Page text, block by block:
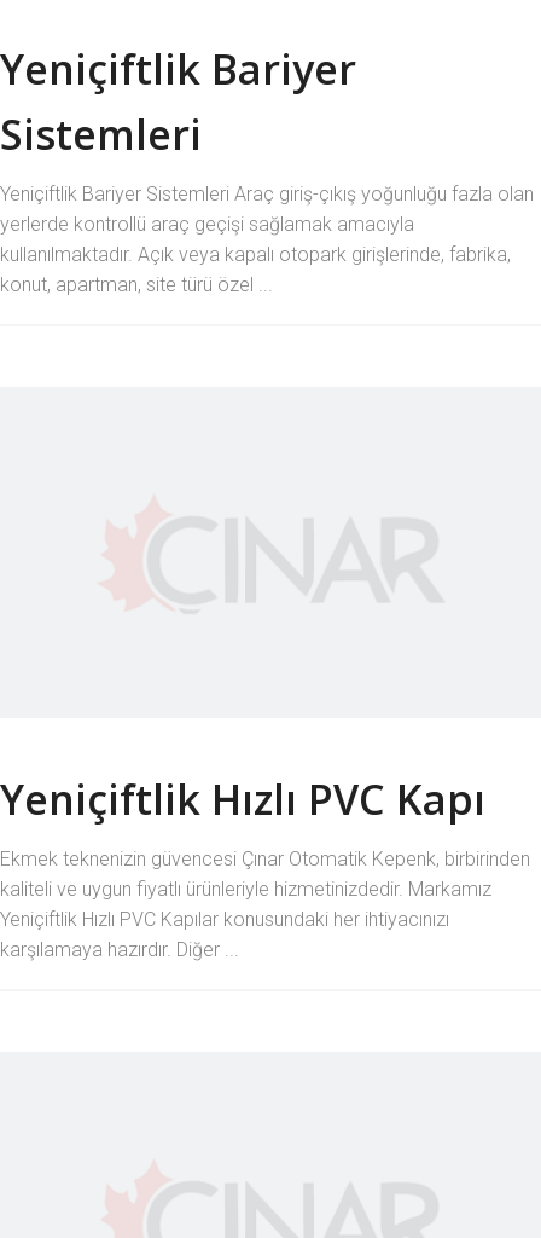
Yeniçiftlik Bariyer
Sistemleri
Yeniçiftlik Bariyer Sistemleri Araç giriş-çıkış yoğunluğu fazla olan
yerlerde kontrollü araç geçişi sağlamak amacıyla
kullanılmaktadır. Açık veya kapalı otopark girişlerinde, fabrika,
konut, apartman, site türü özel ...
Yeniçiftlik Hızlı PVC Kapı
Ekmek teknenizin güvencesi Çınar Otomatik Kepenk, birbirinden
kaliteli ve uygun fiyatlı ürünleriyle hizmetinizdedir. Markamız
Yeniçiftlik Hızlı PVC Kapılar konusundaki her ihtiyacınızı
karşılamaya hazırdır. Diğer ...